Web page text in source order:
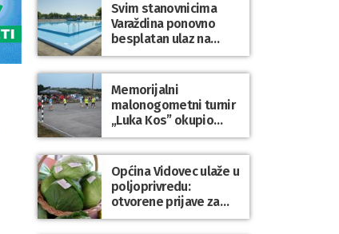
Svim stanovnicima
Varaždina ponovno
besplatan ulaz na
Gradske bazene i
Gradsko kupalište na
Dravi
Memorijalni
malonogometni turnir
„Luka Kos” okupio
brojne ekipe i
posjetitelje u Sudovcu
Općina Vidovec ulaže u
poljoprivredu:
otvorene prijave za
općinske potpore